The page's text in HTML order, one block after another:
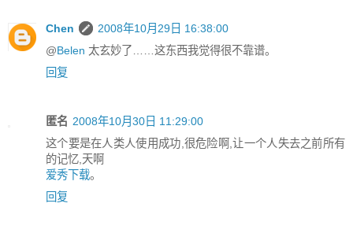
Chen
2008年10月29日 16:38:00
@Belen 太玄妙了……这东西我觉得很不靠谱。
回复
匿名 2008年10月30日 11:29:00
这个要是在人类人使用成功,很危险啊,让一个人失去之前所有
的记忆,天啊
爱秀下载。
回复